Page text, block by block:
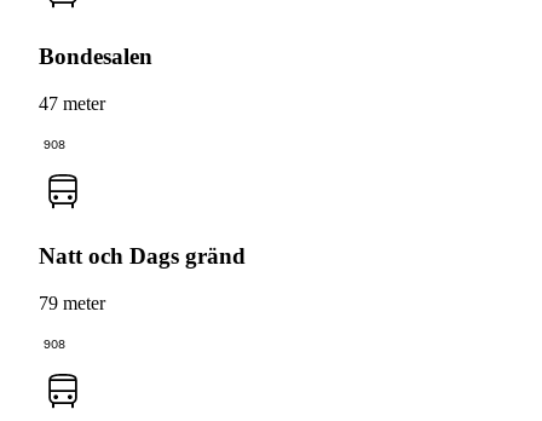
Bondesalen
47 meter
908
Natt och Dags gränd
79 meter
908